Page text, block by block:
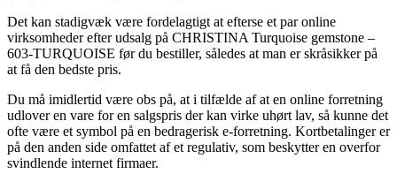
Det kan stadigvæk være fordelagtigt at efterse et par online
virksomheder efter udsalg på CHRISTINA Turquoise gemstone –
603-TURQUOISE før du bestiller, således at man er skråsikker på
at få den bedste pris.
Du må imidlertid være obs på, at i tilfælde af at en online forretning
udlover en vare for en salgspris der kan virke uhørt lav, så kunne det
ofte være et symbol på en bedragerisk e-forretning. Kortbetalinger er
på den anden side omfattet af et regulativ, som beskytter en overfor
svindlende internet firmaer.